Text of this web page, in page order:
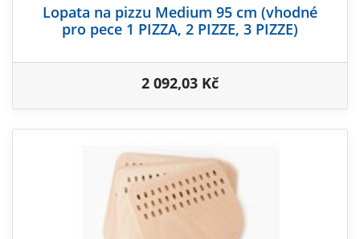
Lopata na pizzu Medium 95 cm (vhodné
pro pece 1 PIZZA, 2 PIZZE, 3 PIZZE)
2 092,03 Kč